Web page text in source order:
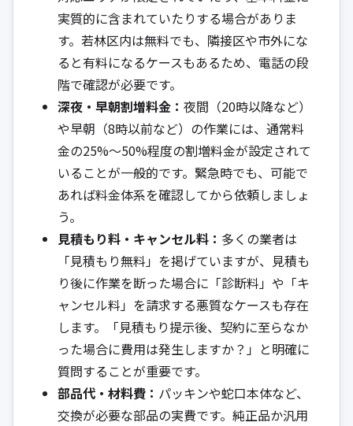
実質的に含まれていたりする場合がありま
す。若林区内は無料でも、隣接区や市外にな
ると有料になるケースもあるため、電話の段
階で確認が必要です。
深夜・早朝割増料金： 夜間（20時以降など）
や早朝（8時以前など）の作業には、通常料
金の25%～50%程度の割増料金が設定されて
いることが一般的です。緊急時でも、可能で
あれば料金体系を確認してから依頼しましょ
う。
見積もり料・キャンセル料： 多くの業者は
「見積もり無料」を掲げていますが、見積も
り後に作業を断った場合に「診断料」や「キ
ャンセル料」を請求する悪質なケースも存在
します。「見積もり提示後、契約に至らなか
った場合に費用は発生しますか？」と明確に
質問することが重要です。
部品代・材料費： パッキンや蛇口本体など、
交換が必要な部品の実費です。純正品か汎用